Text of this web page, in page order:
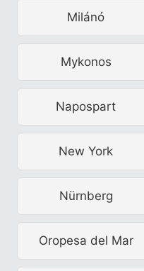
Milánó
Mykonos
Napospart
New York
Nürnberg
Oropesa del Mar